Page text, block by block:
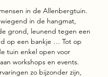
in de Allenbergtuin.
in de hangmat,
grond, leunend tegen een
op een bankje … Tot op
tuin enkel open voor
workshops en events.
zo bijzonder zijn,